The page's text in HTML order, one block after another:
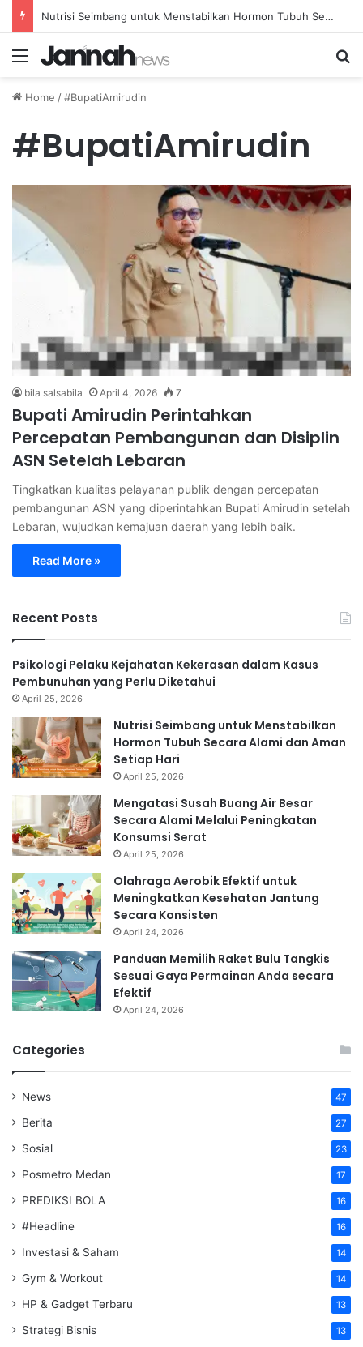
Nutrisi Seimbang untuk Menstabilkan Hormon Tubuh Secara Alami dan Aman Setiap Hari
Menu
Home /#BupatiAmirudin
#BupatiAmirudin
bila salsabila April 4, 2026 7
Bupati Amirudin Perintahkan
Percepatan Pembangunan dan Disiplin
ASN Setelah Lebaran
Tingkatkan kualitas pelayanan publik dengan percepatan
pembangunan ASN yang diperintahkan Bupati Amirudin setelah
Lebaran, wujudkan kemajuan daerah yang lebih baik.
Read More »
Recent Posts
Psikologi Pelaku Kejahatan Kekerasan dalam Kasus
Pembunuhan yang Perlu Diketahui
April 25, 2026
Nutrisi Seimbang untuk Menstabilkan
Hormon Tubuh Secara Alami dan Aman
Setiap Hari
April 25, 2026
Mengatasi Susah Buang Air Besar
Secara Alami Melalui Peningkatan
Konsumsi Serat
April 25, 2026
Olahraga Aerobik Efektif untuk
Meningkatkan Kesehatan Jantung
Secara Konsisten
April 24, 2026
Panduan Memilih Raket Bulu Tangkis
Sesuai Gaya Permainan Anda secara
Efektif
April 24, 2026
Categories
News 47
Berita 27
Sosial 23
Posmetro Medan 17
PREDIKSI BOLA 16
#Headline 16
Investasi & Saham 14
Gym & Workout 14
HP & Gadget Terbaru 13
Strategi Bisnis 13